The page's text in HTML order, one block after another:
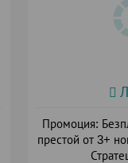
Промоция:
престой от 3+